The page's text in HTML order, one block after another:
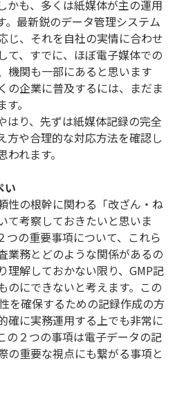
かも、多くは紙媒体が主の運用
。最新鋭のデータ管理システム
じ、それを自社の実情に合わせ
て、すでに、ほぼ電子媒体での
機関も一部にあると思います
の企業に普及するには、まだま
。
はり、先ずは紙媒体記録の完全
方や合理的な対応方法を確認し
れます。
い
性の根幹に関わる「改ざん・ね
て考察しておきたいと思いま
つの重要事項について、これら
業務とどのような関係があるの
理解しておかない限り、GMP記
のにできないと考えます。この
を確保するための記録作成の方
確に実務運用する上でも非常に
の２つの事項は電子データの記
の重要な視点にも繋がる事項と